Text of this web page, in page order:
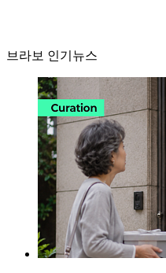
브라보 인기뉴스